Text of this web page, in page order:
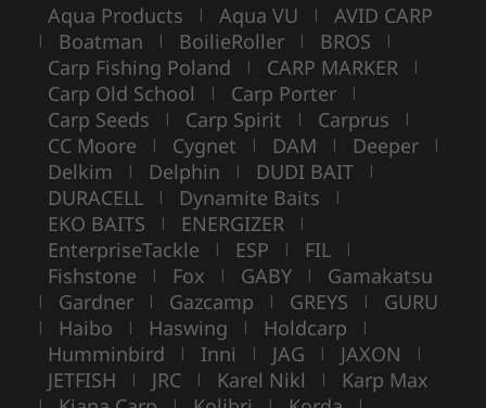
Aqua Products | Aqua VU | AVID CARP
| Boatman | BoilieRoller | BROS |
Carp Fishing Poland | CARP MARKER |
Carp Old School | Carp Porter |
Carp Seeds | Carp Spirit | Carprus |
CC Moore | Cygnet | DAM | Deeper |
Delkim | Delphin | DUDI BAIT |
DURACELL | Dynamite Baits |
EKO BAITS | ENERGIZER |
EnterpriseTackle | ESP | FIL |
Fishstone | Fox | GABY | Gamakatsu
| Gardner | Gazcamp | GREYS | GURU
| Haibo | Haswing | Holdcarp |
Humminbird | Inni | JAG | JAXON |
JETFISH | JRC | Karel Nikl | Karp Max
| | | |